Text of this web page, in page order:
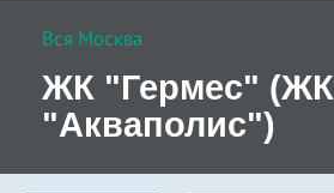
Вся Москва
ЖК "Гермес" (ЖК
"Акваполис")